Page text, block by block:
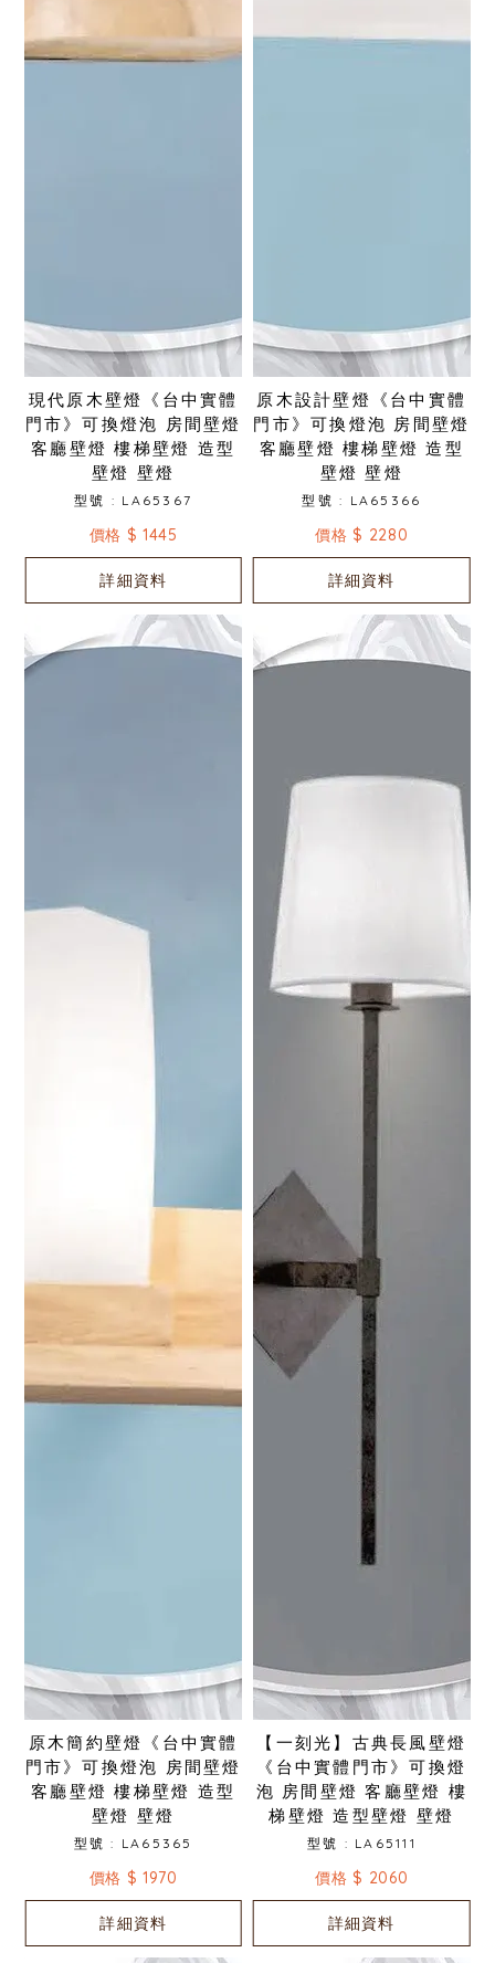
現代原木壁燈《台中實體
門市》可換燈泡 房間壁燈
客廳壁燈 樓梯壁燈 造型
壁燈 壁燈
型號 : LA65367
價格 $ 1445
詳細資料
原木設計壁燈《台中實體
門市》可換燈泡 房間壁燈
客廳壁燈 樓梯壁燈 造型
壁燈 壁燈
型號 : LA65366
價格 $ 2280
詳細資料
原木簡約壁燈《台中實體
門市》可換燈泡 房間壁燈
客廳壁燈 樓梯壁燈 造型
壁燈 壁燈
型號 : LA65365
價格 $ 1970
詳細資料
【一刻光】古典長風壁燈
《台中實體門市》可換燈
泡 房間壁燈 客廳壁燈 樓
梯壁燈 造型壁燈 壁燈
型號 : LA65111
價格 $ 2060
詳細資料